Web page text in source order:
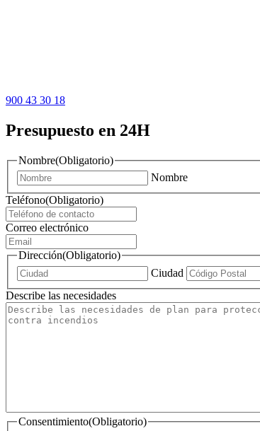
900 43 30 18
Presupuesto en 24H
Nombre(Obligatorio)
Nombre
Teléfono(Obligatorio)
Correo electrónico
Dirección(Obligatorio)
Ciudad
Describe las necesidades
Consentimiento(Obligatorio)